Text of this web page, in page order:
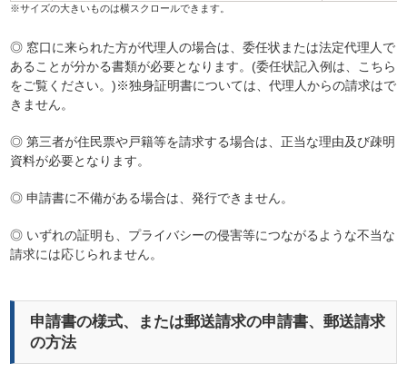
◎ 窓口に来られた方が代理人の場合は、委任状または法定代理人で
あることが分かる書類が必要となります。(委任状記入例は、こちら
をご覧ください。)※独身証明書については、代理人からの請求はで
きません。
◎ 第三者が住民票や戸籍等を請求する場合は、正当な理由及び疎明
資料が必要となります。
◎ 申請書に不備がある場合は、発行できません。
◎ いずれの証明も、プライバシーの侵害等につながるような不当な
請求には応じられません。
申請書の様式、または郵送請求の申請書、郵送請求
の方法